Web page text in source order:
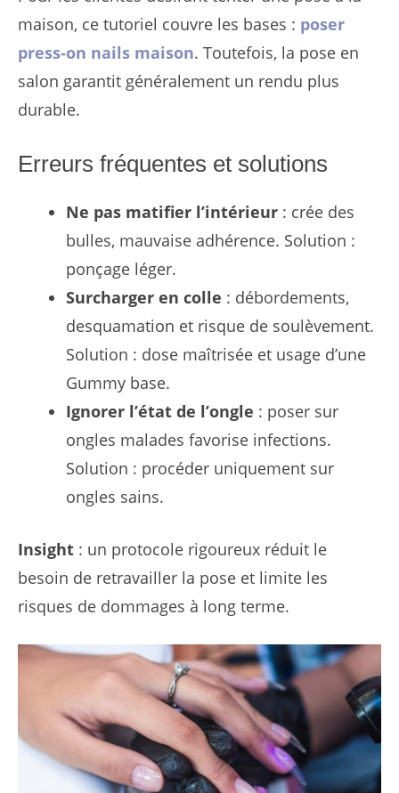
maison, ce tutoriel couvre les bases : poser
press-on nails maison. Toutefois, la pose en
salon garantit généralement un rendu plus
durable.
Erreurs fréquentes et solutions
Ne pas matifier l’intérieur : crée des
bulles, mauvaise adhérence. Solution :
ponçage léger.
Surcharger en colle : débordements,
desquamation et risque de soulèvement.
Solution : dose maîtrisée et usage d’une
Gummy base.
Ignorer l’état de l’ongle : poser sur
ongles malades favorise infections.
Solution : procéder uniquement sur
ongles sains.
Insight : un protocole rigoureux réduit le
besoin de retravailler la pose et limite les
risques de dommages à long terme.